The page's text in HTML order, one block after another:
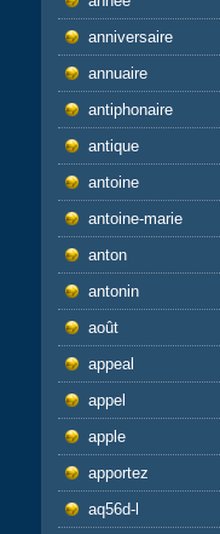
anniversaire
annuaire
antiphonaire
antique
antoine
antoine-marie
anton
antonin
août
appeal
appel
apple
apportez
aq56d-l